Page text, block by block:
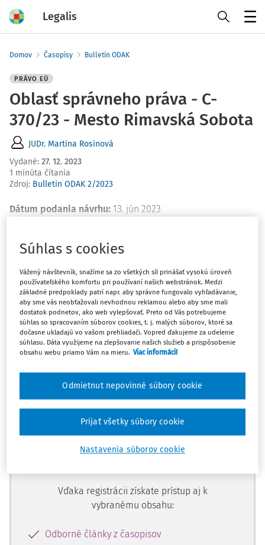
Legalis
Domov Časopisy Bulletin ODAK
PRÁVO EÚ
Oblasť správneho práva - C-
370/23 - Mesto Rimavská Sobota
JUDr. Martina Rosinová
Vydané: 27. 12. 2023
1 minúta čítania
Zdroj: Bulletin ODAK 2/2023
Dátum podania návrhu: 13. jún 2023
Ups, zatiaľ ste si prečítali len
začiatok...
Celý odborný obsah z tejto oblasti je
dostupný predplatiteľom portálu.
Odomknite si prístup k odbornému
obsahu a získajte prístup na 10 dní
Vďaka registrácii získate prístup aj k
vybranému obsahu:
Odborné články z časopisov
Súhlas s cookies
Vážený návštevník, snažíme sa zo všetkých síl prinášať vysokú úroveň
používateľského komfortu pri používaní našich webstránok. Medzi
základné predpoklady patrí napr. aby správne fungovalo vyhľadávanie,
aby sme vás neobťažovali nevhodnou reklamou alebo aby sme mali
dostatok podnetov, ako web vylepšovať. Preto od Vás potrebujeme
súhlas so spracovaním súborov cookies, t. j. malých súborov, ktoré sa
dočasne ukladajú vo vašom prehliadači. Vopred ďakujeme za udelenie
súhlasu. Dáta využijeme na zlepšovanie našich služieb a prispôsobenie
obsahu webu priamo Vám na mieru. Viac informácií
Nastavenia súborov cookie
Odmietnut nepovinné súbory cookie
Prijať všetky súbory cookie